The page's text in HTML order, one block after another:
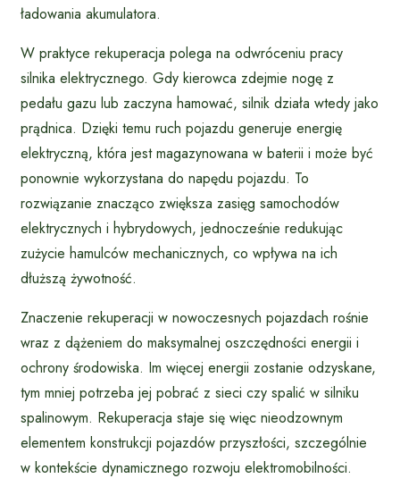
ładowania akumulatora.
W praktyce rekuperacja polega na odwróceniu pracy
silnika elektrycznego. Gdy kierowca zdejmie nogę z
pedału gazu lub zaczyna hamować, silnik działa wtedy jako
prądnica. Dzięki temu ruch pojazdu generuje energię
elektryczną, która jest magazynowana w baterii i może być
ponownie wykorzystana do napędu pojazdu. To
rozwiązanie znacząco zwiększa zasięg samochodów
elektrycznych i hybrydowych, jednocześnie redukując
zużycie hamulców mechanicznych, co wpływa na ich
dłuższą żywotność.
Znaczenie rekuperacji w nowoczesnych pojazdach rośnie
wraz z dążeniem do maksymalnej oszczędności energii i
ochrony środowiska. Im więcej energii zostanie odzyskane,
tym mniej potrzeba jej pobrać z sieci czy spalić w silniku
spalinowym. Rekuperacja staje się więc nieodzownym
elementem konstrukcji pojazdów przyszłości, szczególnie
w kontekście dynamicznego rozwoju elektromobilności.